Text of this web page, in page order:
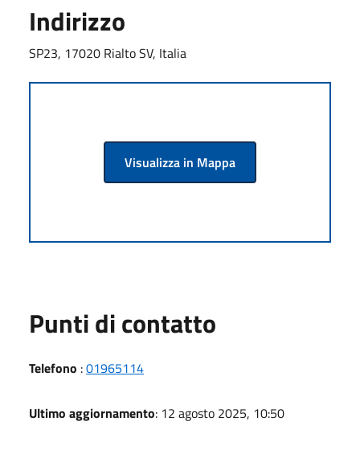
Indirizzo
SP23, 17020 Rialto SV, Italia
Visualizza in Mappa
Punti di contatto
Telefono :01965114
Ultimo aggiornamento: 12 agosto 2025, 10:50